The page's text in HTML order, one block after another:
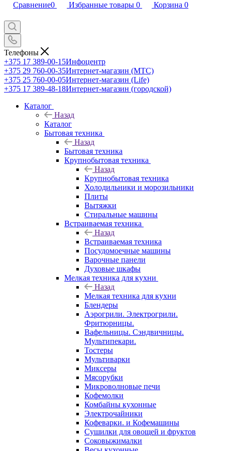
Сравнение0 Избранные товары 0 Корзина 0
Телефоны
+375 17 389-00-15Инфоцентр
+375 29 760-00-35Интернет-магазин (МТС)
+375 25 760-00-05Интернет-магазин (Life)
+375 17 389-48-18Интернет-магазин (городской)
Каталог
Назад
Каталог
Бытовая техника
Назад
Бытовая техника
Крупнобытовая техника
Назад
Крупнобытовая техника
Холодильники и морозильники
Плиты
Вытяжки
Стиральные машины
Встраиваемая техника
Назад
Встраиваемая техника
Посудомоечные машины
Варочные панели
Духовые шкафы
Мелкая техника для кухни
Назад
Мелкая техника для кухни
Блендеры
Аэрогрили. Электрогрили.
Фритюрницы.
Вафельницы. Сэндвичницы.
Мультипекари.
Тостеры
Мультиварки
Миксеры
Мясорубки
Микроволновые печи
Кофемолки
Комбайны кухонные
Электрочайники
Кофеварки. и Кофемашины
Сушилки для овощей и фруктов
Соковыжималки